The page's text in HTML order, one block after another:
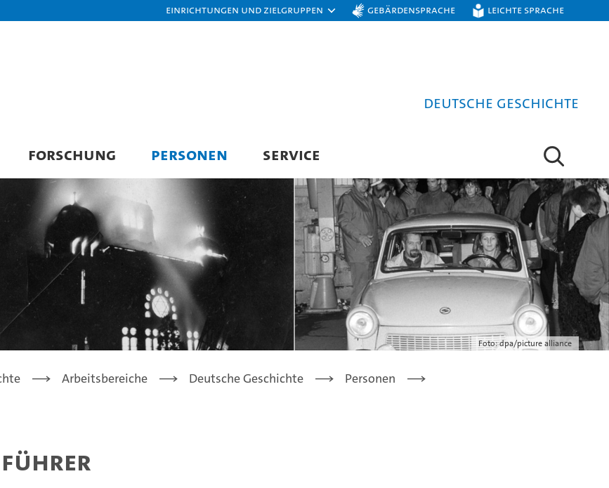
Einrichtungen und Zielgruppen Gebärdensprache Leichte Sprache
Deutsche Geschichte
FORSCHUNG PERSONEN SERVICE
Foto: dpa/picture alliance
Arbeitsbereiche Deutsche Geschichte
Personen